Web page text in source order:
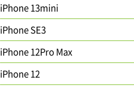
iPhone 13mini
iPhone SE3
iPhone 12Pro Max
iPhone 12